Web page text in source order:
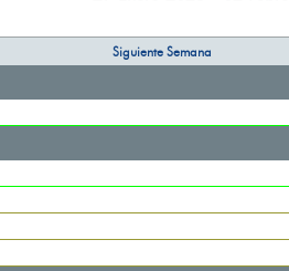
Siguiente Semana